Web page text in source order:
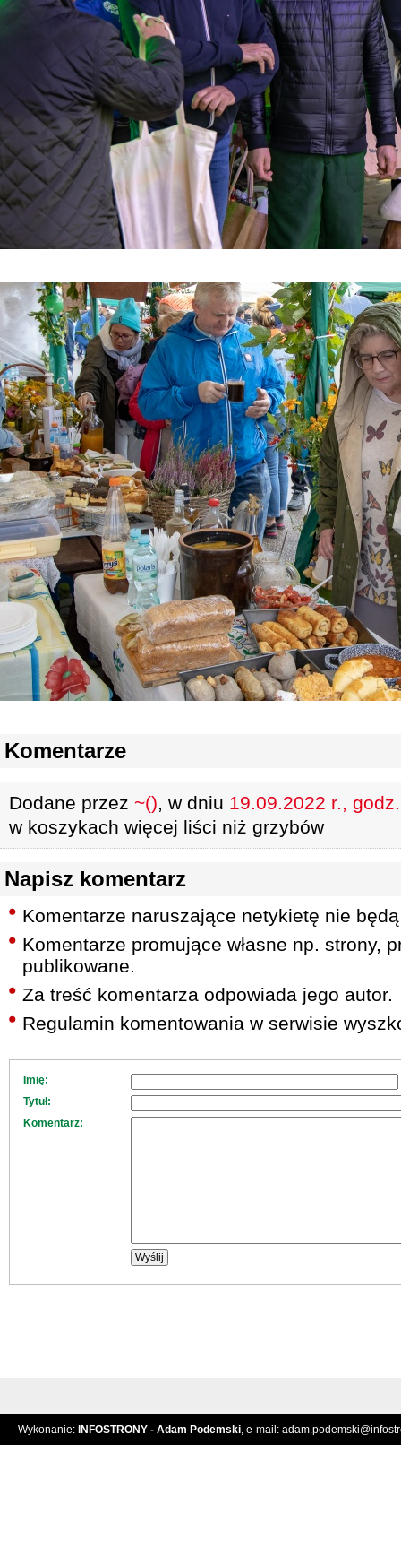
Komentarze
Dodane przez ~(), w dniu 19.09.2022 r.,
w koszykach więcej liści niż grzybów
Napisz komentarz
Komentarze naruszające netykietę nie
Komentarze promujące własne np. strony,
publikowane.
Za treść komentarza odpowiada jego autor.
Regulamin komentowania w serwisie
Imię:
Tytuł:
Komentarz:
Wykonanie: INFOSTRONY - Adam Podemski, e-mail: